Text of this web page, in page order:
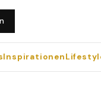
Inspirationen